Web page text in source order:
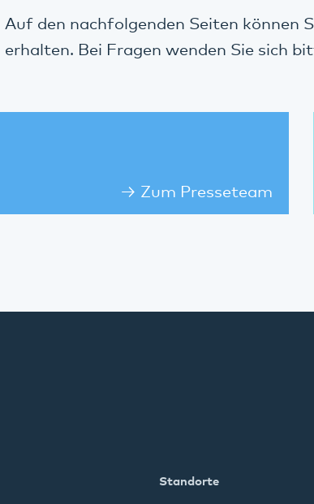
Auf den nachfolgenden Seiten können
erhalten. Bei Fragen wenden Sie sich
Zum Presseteam
Standorte